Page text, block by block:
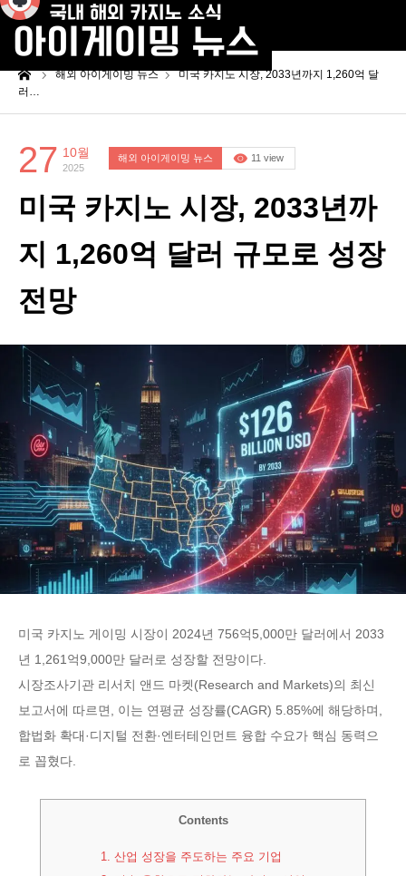
해외 아이게이밍 뉴스
미국 카지노 시장, 2033년까지 1,260억 달
러…
27 10월
2025
해외 아이게이밍 뉴스 11 view
미국 카지노 시장, 2033년까
지 1,260억 달러 규모로 성장
전망
미국 카지노 게이밍 시장이 2024년 756억5,000만 달러에서 2033
년 1,261억9,000만 달러로 성장할 전망이다.
시장조사기관 리서치 앤드 마켓(Research and Markets)의 최신
보고서에 따르면, 이는 연평균 성장률(CAGR) 5.85%에 해당하며,
합법화 확대·디지털 전환·엔터테인먼트 융합 수요가 핵심 동력으
로 꼽혔다.
Contents
1.
산업 성장을 주도하는 주요 기업